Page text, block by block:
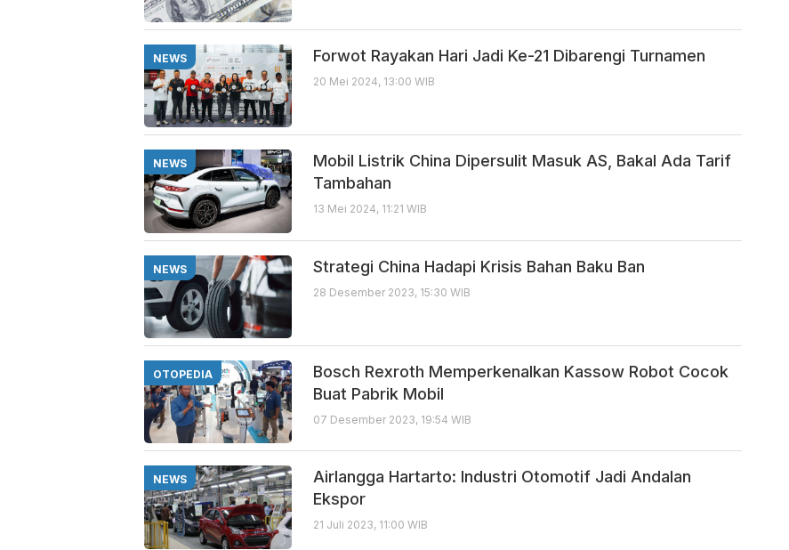
NEWS Forwot Rayakan Hari Jadi Ke-21 Dibarengi Turnamen
20 Mei 2024, 13:00 WIB
NEWS
Mobil Listrik China Dipersulit Masuk AS, Bakal Ada Tarif
Tambahan
13 Mei 2024, 11:21 WIB
NEWS Strategi China Hadapi Krisis Bahan Baku Ban
28 Desember 2023, 15:30 WIB
OTOPEDIA
Bosch Rexroth Memperkenalkan Kassow Robot Cocok
Buat Pabrik Mobil
07 Desember 2023, 19:54 WIB
NEWS
Airlangga Hartarto: Industri Otomotif Jadi Andalan
Ekspor
21 Juli 2023, 11:00 WIB